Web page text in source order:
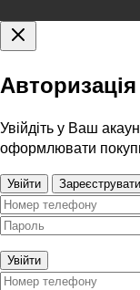
Авторизація
Увійдіть у Ваш
оформлювати
Увійти
Увійти